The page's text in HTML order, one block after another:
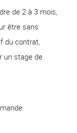
de 2 à 3 mois,
être sans
du contrat,
un stage de